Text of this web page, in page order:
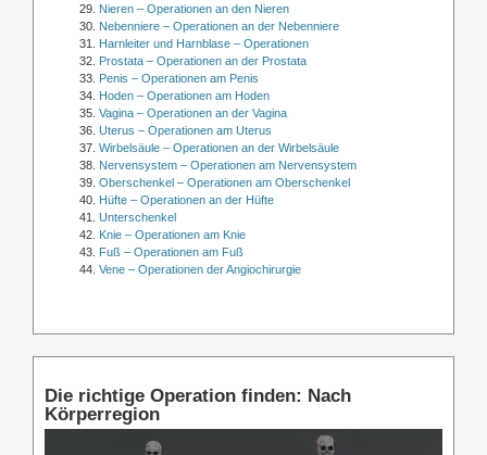
Nieren – Operationen an den Nieren
Nebenniere – Operationen an der Nebenniere
Harnleiter und Harnblase – Operationen
Prostata – Operationen an der Prostata
Penis – Operationen am Penis
Hoden – Operationen am Hoden
Vagina – Operationen an der Vagina
Uterus – Operationen am Uterus
Wirbelsäule – Operationen an der Wirbelsäule
Nervensystem – Operationen am Nervensystem
Oberschenkel – Operationen am Oberschenkel
Hüfte – Operationen an der Hüfte
Unterschenkel
Knie – Operationen am Knie
Fuß – Operationen am Fuß
Vene – Operationen der Angiochirurgie
Die richtige Operation finden: Nach
Körperregion